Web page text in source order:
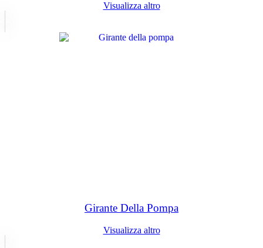
Visualizza altro
Girante Della Pompa
Visualizza altro